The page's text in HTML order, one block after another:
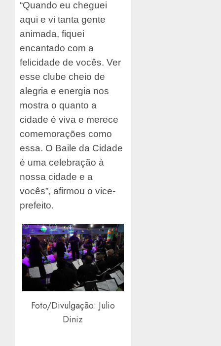
“Quando eu cheguei
aqui e vi tanta gente
animada, fiquei
encantado com a
felicidade de vocês. Ver
esse clube cheio de
alegria e energia nos
mostra o quanto a
cidade é viva e merece
comemorações como
essa. O Baile da Cidade
é uma celebração à
nossa cidade e a
vocês”, afirmou o vice-
prefeito.
Foto/Divulgação: Julio
Diniz